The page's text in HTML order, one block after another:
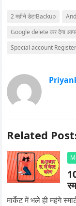
2 महीने डेटाBackup
Google delete कर देगा
Special account
Related
मार्केट में भले ही महंगे